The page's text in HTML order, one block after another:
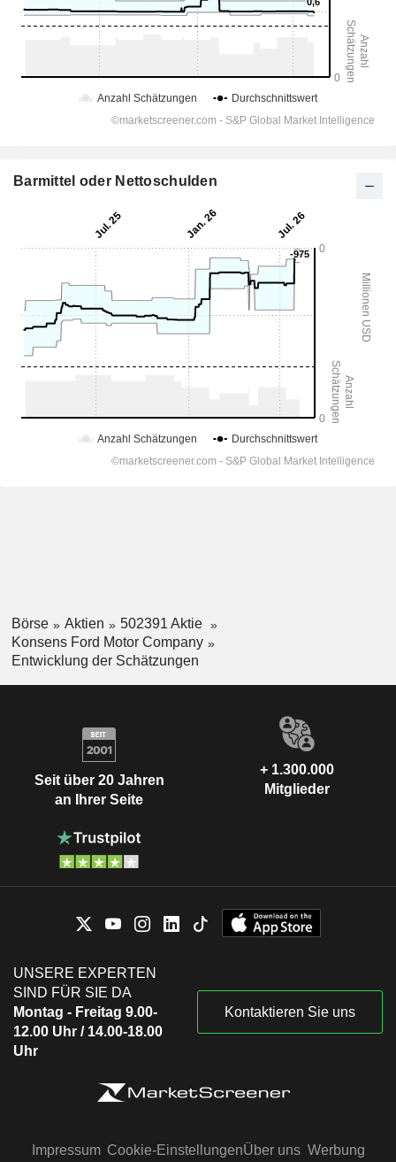
Barmittel oder Nettoschulden
Börse Aktien
502391 Aktie
Konsens Ford Motor Company
Entwicklung der Schätzungen
Seit über 20 Jahren
an Ihrer Seite
+ 1.300.000
Mitglieder
UNSERE EXPERTEN
SIND FÜR SIE DA
Montag - Freitag 9.00-
12.00 Uhr / 14.00-18.00
Uhr
Kontaktieren Sie uns
Impressum Cookie-EinstellungenÜber uns Werbung